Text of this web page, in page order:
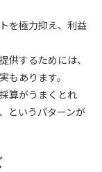
を極力抑え、利益
供するためには、
もあります。
算がうまくとれ
というパターンが